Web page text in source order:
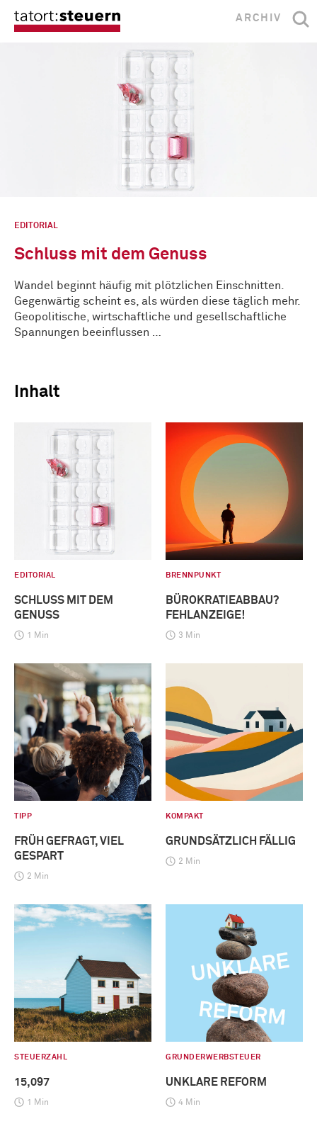
ARCHIV
EDITORIAL
Schluss mit dem Genuss
Wandel beginnt häufig mit plötzlichen Einschnitten.
Gegenwärtig scheint es, als würden diese täglich mehr.
Geopolitische, wirtschaftliche und gesellschaftliche
Spannungen beeinflussen …
Inhalt
EDITORIAL
SCHLUSS MIT DEM
GENUSS
1 Min
BRENNPUNKT
BÜROKRATIEABBAU?
FEHLANZEIGE!
3 Min
TIPP
FRÜH GEFRAGT, VIEL
GESPART
2 Min
KOMPAKT
GRUNDSÄTZLICH FÄLLIG
2 Min
STEUERZAHL
15,097
1 Min
GRUNDERWERBSTEUER
UNKLARE REFORM
4 Min